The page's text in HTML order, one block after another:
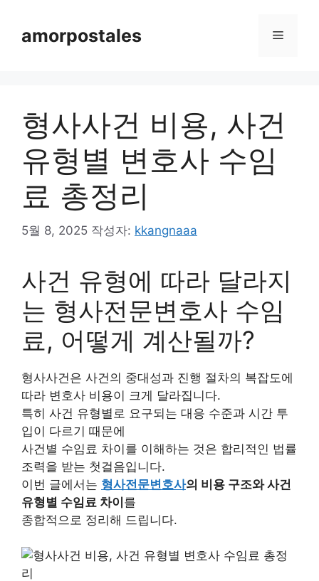
amorpostales 메
형사사건 비용, 사건
유형별 변호사 수임
료 총정리
5월 8, 2025 작성자: kkangnaaa
사건 유형에 따라 달라지
는 형사전문변호사 수임
료, 어떻게 계산될까?
형사사건은 사건의 중대성과 진행 절차의 복잡도에
따라 변호사 비용이 크게 달라집니다.
특히 사건 유형별로 요구되는 대응 수준과 시간 투
입이 다르기 때문에
사건별 수임료 차이를 이해하는 것은 합리적인 법률
조력을 받는 첫걸음입니다.
이번 글에서는 형사전문변호사의 비용 구조와 사건
유형별 수임료 차이를
종합적으로 정리해 드립니다.